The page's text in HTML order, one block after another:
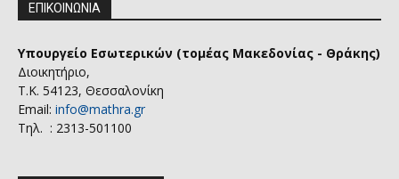
ΕΠΙΚΟΙΝΩΝΙΑ
Υπουργείο Εσωτερικών (τομέας Μακεδονίας - Θράκης)
Διοικητήριο,
Τ.Κ. 54123, Θεσσαλονίκη
Email: info@mathra.gr
Τηλ. : 2313-501100